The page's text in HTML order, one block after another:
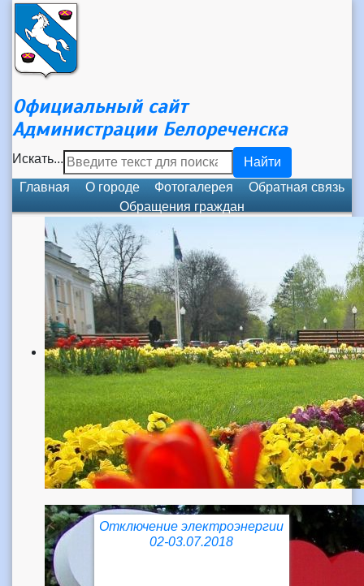
Официальный сайт
Администрации Белореченска
Искать...
Найти
Главная
О городе Фотогалерея
Обратная связь
Обращения граждан
Отключение электроэнергии
02-03.07.2018